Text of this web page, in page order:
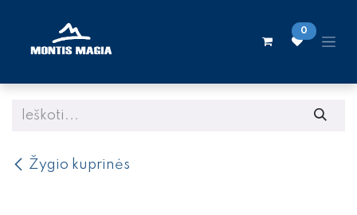
0
Žygio kuprinės